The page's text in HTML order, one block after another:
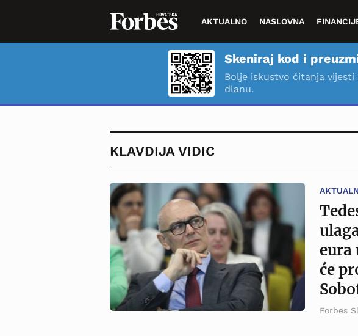
AKTUALNO NASLOVNA
Skeniraj kod i
Bolje iskustvo čitanja
dlanu.
KLAVDIJA VIDIC
eura
će
Forbes